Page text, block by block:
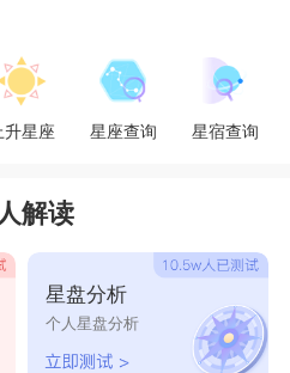
幽默、可靠常常正是天秤
要的品质。
事谨慎的人，能保持理
固执是竭斯底里的表现出
做事有自己的计划，旁人
的想法。当两人相处久了
的想法，不愿让步。
升星座 星座查询 星宿查询
解读
星盘分析
个人星盘分析